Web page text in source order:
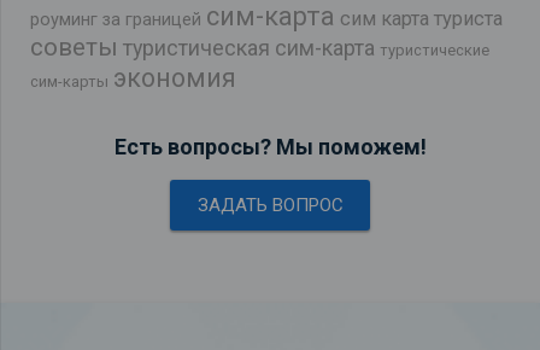
роуминг за границей сим-карта сим карта туриста
советы туристическая сим-карта туристические
сим-карты экономия
Есть вопросы? Мы поможем!
ЗАДАТЬ ВОПРОС